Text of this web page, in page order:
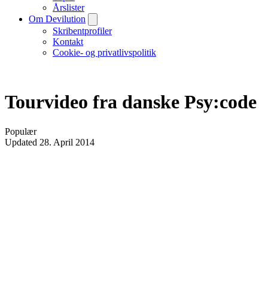
Årslister
Om Devilution
Skribentprofiler
Kontakt
Cookie- og privatlivspolitik
Tourvideo fra danske Psy:code
Populær
Updated 28. April 2014